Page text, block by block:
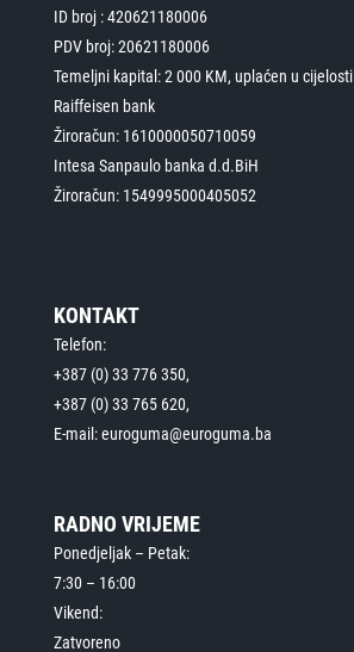
ID broj : 420621180006
PDV broj: 20621180006
Temeljni kapital: 2 000 KM, uplaćen u cijelosti
Raiffeisen bank
Žiroračun: 1610000050710059
Intesa Sanpaulo banka d.d.BiH
Žiroračun: 1549995000405052
KONTAKT
Telefon:
+387 (0) 33 776 350,
+387 (0) 33 765 620,
E-mail: euroguma@euroguma.ba
RADNO VRIJEME
Ponedjeljak – Petak:
7:30 – 16:00
Vikend:
Zatvoreno